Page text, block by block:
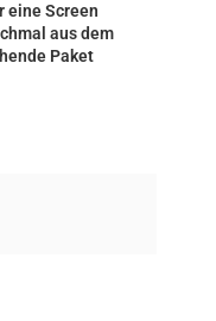
eine Screen
aus dem
Paket